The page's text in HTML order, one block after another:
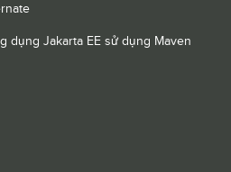
dụng Jakarta EE sử dụng Maven